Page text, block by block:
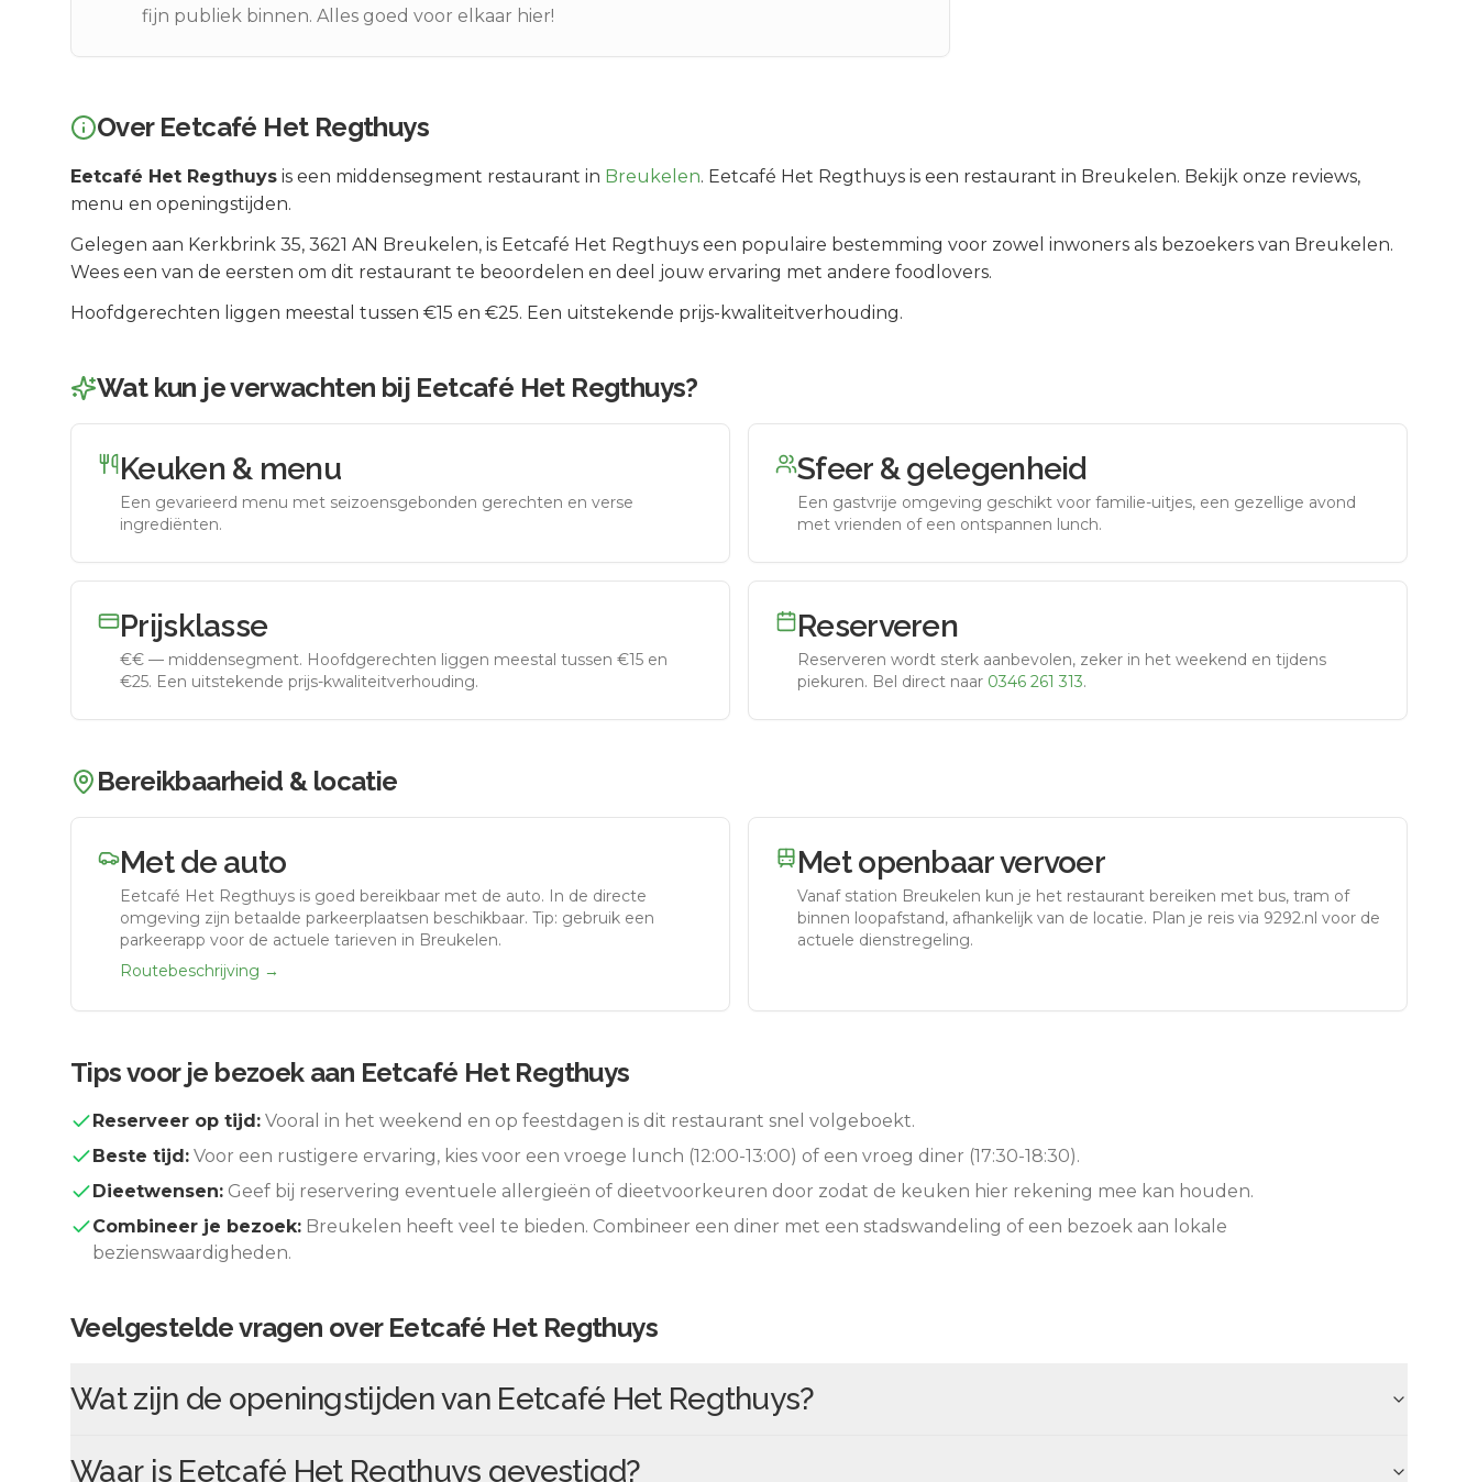
fijn publiek binnen. Alles goed voor elkaar hier!
Over Eetcafé Het Regthuys
Eetcafé Het Regthuys is een middensegment restaurant in Breukelen. Eetcafé Het Regthuys is een restaurant in Breukelen. Bekijk onze reviews,
menu en openingstijden.
Gelegen aan Kerkbrink 35, 3621 AN Breukelen, is Eetcafé Het Regthuys een populaire bestemming voor zowel inwoners als bezoekers van Breukelen.
Wees een van de eersten om dit restaurant te beoordelen en deel jouw ervaring met andere foodlovers.
Hoofdgerechten liggen meestal tussen €15 en €25. Een uitstekende prijs-kwaliteitverhouding.
Wat kun je verwachten bij Eetcafé Het Regthuys?
Keuken & menu
Een gevarieerd menu met seizoensgebonden gerechten en verse
ingrediënten.
Sfeer & gelegenheid
Een gastvrije omgeving geschikt voor familie-uitjes, een gezellige avond
met vrienden of een ontspannen lunch.
Prijsklasse
€€ — middensegment. Hoofdgerechten liggen meestal tussen €15 en
€25. Een uitstekende prijs-kwaliteitverhouding.
Reserveren
Reserveren wordt sterk aanbevolen, zeker in het weekend en tijdens
piekuren. Bel direct naar 0346 261 313.
Bereikbaarheid & locatie
Met de auto
Eetcafé Het Regthuys is goed bereikbaar met de auto. In de directe
omgeving zijn betaalde parkeerplaatsen beschikbaar. Tip: gebruik een
parkeerapp voor de actuele tarieven in Breukelen.
Routebeschrijving →
Met openbaar vervoer
Vanaf station Breukelen kun je het restaurant bereiken met bus, tram of
binnen loopafstand, afhankelijk van de locatie. Plan je reis via 9292.nl voor de
actuele dienstregeling.
Tips voor je bezoek aan Eetcafé Het Regthuys
Reserveer op tijd: Vooral in het weekend en op feestdagen is dit restaurant snel volgeboekt.
Beste tijd: Voor een rustigere ervaring, kies voor een vroege lunch (12:00-13:00) of een vroeg diner (17:30-18:30).
Dieetwensen: Geef bij reservering eventuele allergieën of dieetvoorkeuren door zodat de keuken hier rekening mee kan houden.
Combineer je bezoek: Breukelen heeft veel te bieden. Combineer een diner met een stadswandeling of een bezoek aan lokale
bezienswaardigheden.
Veelgestelde vragen over Eetcafé Het Regthuys
Wat zijn de openingstijden van Eetcafé Het Regthuys?
Waar is Eetcafé Het Regthuys gevestigd?